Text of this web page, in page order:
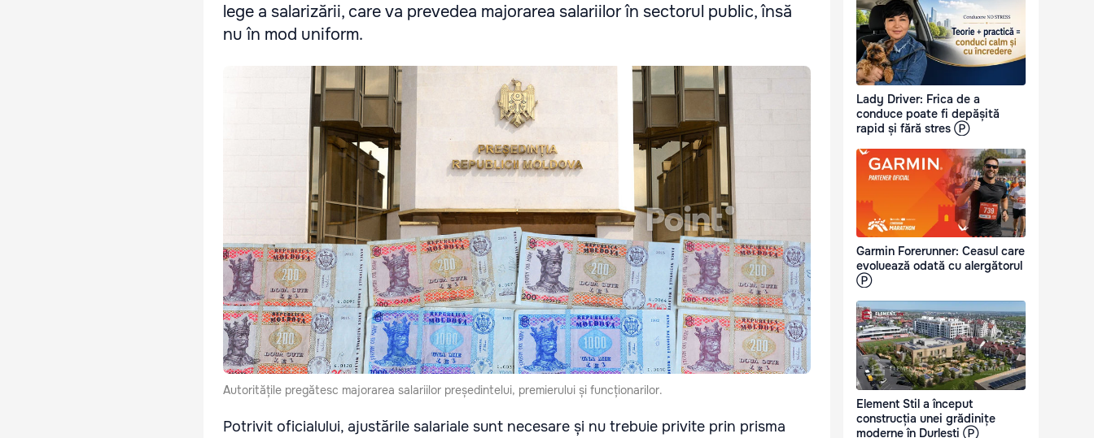
lege a salarizării, care va prevedea majorarea salariilor în sectorul public, însă
nu în mod uniform.
Autoritățile pregătesc majorarea salariilor președintelui, premierului și funcționarilor.
Potrivit oficialului, ajustările salariale sunt necesare și nu trebuie privite prin prisma
Lady Driver: Frica de a
conduce poate fi depășită
rapid și fără stres Ⓟ
Garmin Forerunner: Ceasul care
evoluează odată cu alergătorul
Ⓟ
Element Stil a început
construcția unei grădinițe
moderne în Durlești Ⓟ